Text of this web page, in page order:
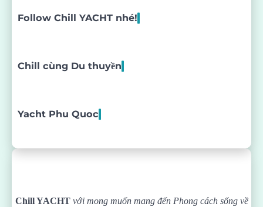
Follow Chill YACHT nhé!
Chill cùng Du thuyền
Yacht Phu Quoc
Chill YACHTvới mong muốn mang đến Phong cách sống về